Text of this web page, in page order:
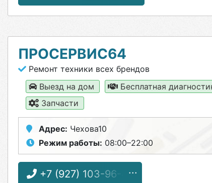
ПРОСЕРВИС64
Ремонт техники всех брендов
Выезд на дом
Бесплатная
Запчасти
Адрес: Чехова10
Режим работы: 08:00–22:00
+7 (927) 103-96-47